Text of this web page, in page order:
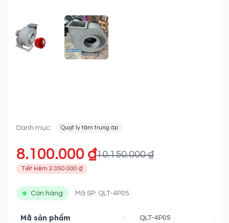
FEATURED IMAGEGALLERY IMAGE 1
Danh mục: Quạt ly tâm trung áp
8.100.000 ₫10.150.000 ₫
Tiết kiệm 2.050.000 ₫
Còn hàng Mã SP: QLT-4P05
Mã sản phẩm : QLT-4P05